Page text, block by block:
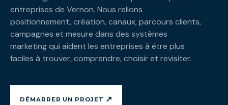
entreprises de Vernon. Nous relions
positionnement, création, canaux, parcours clients,
campagnes et mesure dans des systèmes
marketing qui aident les entreprises à être plus
faciles à trouver, comprendre, choisir et revisiter.
DÉMARRER UN PROJET ↗